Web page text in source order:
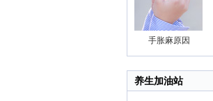
手胀麻原因
养生加油站